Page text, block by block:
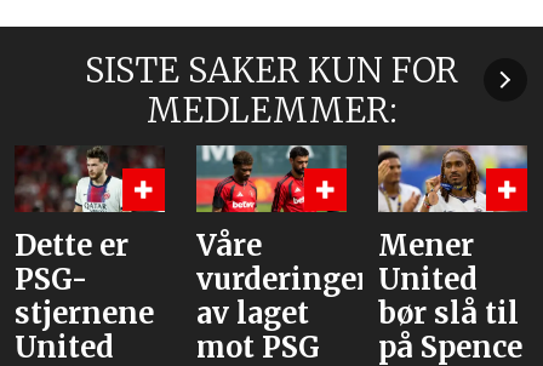
SISTE SAKER KUN FOR
MEDLEMMER:
Våre
vurderinger
av laget
mot PSG
Mener
United
bør slå til
på Spence
Flere
Rodri
velger